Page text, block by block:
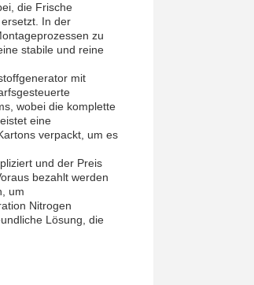
die Frische
In der
zu
stabile und reine
mit
wobei die komplette
eine
verpackt, um es
und der Preis
bezahlt werden
um
Nitrogen
Lösung, die